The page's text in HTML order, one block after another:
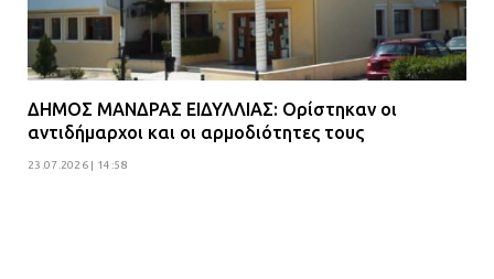
ΔΗΜΟΣ ΜΑΝΔΡΑΣ ΕΙΔΥΛΛΙΑΣ: Ορίστηκαν οι
αντιδήμαρχοι και οι αρμοδιότητες τους
23.07.2026 | 14:58